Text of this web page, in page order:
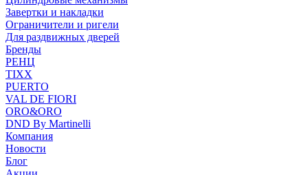
Завертки и накладки
Ограничители и ригели
Для раздвижных дверей
Бренды
РЕНЦ
TIXX
PUERTO
VAL DE FIORI
ORO&ORO
DND By Martinelli
Компания
Новости
Блог